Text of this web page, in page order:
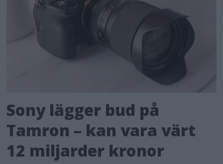
Sony lägger bud på
Tamron – kan vara värt
12 miljarder kronor